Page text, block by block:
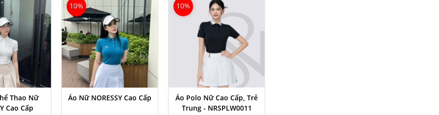
Thao Nữ
Cao Cấp
10%
Áo Nữ NORESSY Cao Cấp
10%
Áo Polo Nữ Cao Cấp, Trẻ
Trung - NRSPLW0011